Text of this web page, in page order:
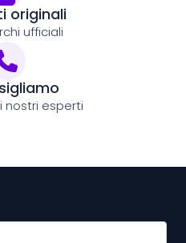
originali
ufficiali
nostri esperti